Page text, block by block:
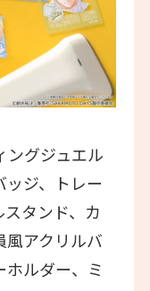
ングジュエル
ジ、トレー
タンド、カ
風アクリルバ
ホルダー、ミ